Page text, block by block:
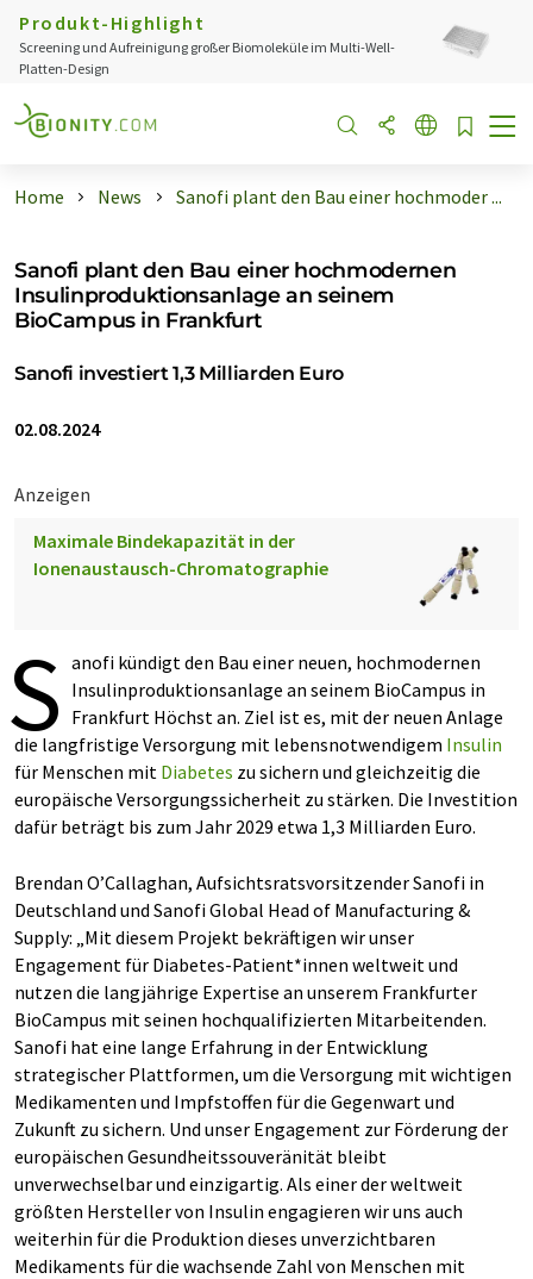
Produkt-Highlight
Screening und Aufreinigung großer Biomoleküle im Multi-Well-
Platten-Design
Home News Sanofi plant den Bau einer hochmoder ...
Sanofi plant den Bau einer hochmodernen
Insulinproduktionsanlage an seinem
BioCampus in Frankfurt
Sanofi investiert 1,3 Milliarden Euro
02.08.2024
Anzeigen
Maximale Bindekapazität in der
Ionenaustausch-Chromatographie
S anofi kündigt den Bau einer neuen, hochmodernen
Insulinproduktionsanlage an seinem BioCampus in
Frankfurt Höchst an. Ziel ist es, mit der neuen Anlage
die langfristige Versorgung mit lebensnotwendigem Insulin
für Menschen mit Diabetes zu sichern und gleichzeitig die
europäische Versorgungssicherheit zu stärken. Die Investition
dafür beträgt bis zum Jahr 2029 etwa 1,3 Milliarden Euro.
Brendan O’Callaghan, Aufsichtsratsvorsitzender Sanofi in
Deutschland und Sanofi Global Head of Manufacturing &
Supply: „Mit diesem Projekt bekräftigen wir unser
Engagement für Diabetes-Patient*innen weltweit und
nutzen die langjährige Expertise an unserem Frankfurter
BioCampus mit seinen hochqualifizierten Mitarbeitenden.
Sanofi hat eine lange Erfahrung in der Entwicklung
strategischer Plattformen, um die Versorgung mit wichtigen
Medikamenten und Impfstoffen für die Gegenwart und
Zukunft zu sichern. Und unser Engagement zur Förderung der
europäischen Gesundheitssouveränität bleibt
unverwechselbar und einzigartig. Als einer der weltweit
größten Hersteller von Insulin engagieren wir uns auch
weiterhin für die Produktion dieses unverzichtbaren
Medikaments für die wachsende Zahl von Menschen mit